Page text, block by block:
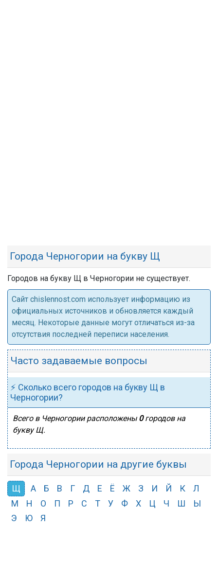
Города Черногории на букву Щ
Городов на букву Щ в Черногории не существует.
Cайт chislennost.com использует информацию из
официальных источников и обновляется каждый
месяц. Некоторые данные могут отличаться из-за
отсутствия последней переписи населения.
Часто задаваемые вопросы
⚡ Сколько всего городов на букву Щ в
Черногории?
Всего в Черногории расположены 0городов на
букву Щ.
Города Черногории на другие буквы
Щ А Б В Г Д Е Ё Ж З И Й К
Л
М
Н О П Р С Т У Ф Х Ц Ч Ш
Ы
Э
Ю Я